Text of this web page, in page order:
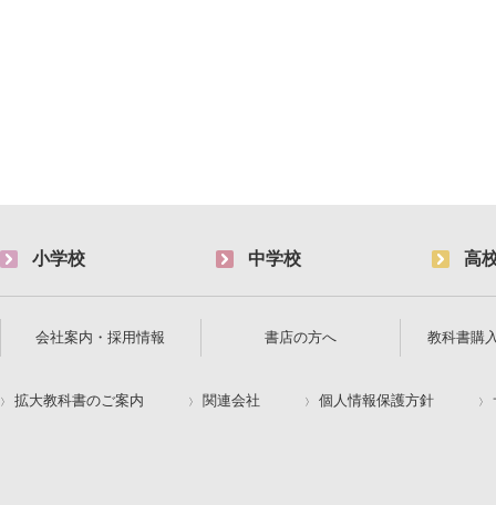
小学校 中学校 高
会社案内・採用情報 書店の方へ 教科書購
拡大教科書のご案内 関連会社 個人情報保護方針